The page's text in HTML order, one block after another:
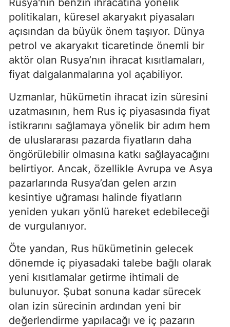
politikaları, küresel akaryakıt piyasaları
açısından da büyük önem taşıyor. Dünya
petrol ve akaryakıt ticaretinde önemli bir
aktör olan Rusya’nın ihracat kısıtlamaları,
fiyat dalgalanmalarına yol açabiliyor.
Uzmanlar, hükümetin ihracat izin süresini
uzatmasının, hem Rus iç piyasasında fiyat
istikrarını sağlamaya yönelik bir adım hem
de uluslararası pazarda fiyatların daha
öngörülebilir olmasına katkı sağlayacağını
belirtiyor. Ancak, özellikle Avrupa ve Asya
pazarlarında Rusya’dan gelen arzın
kesintiye uğraması halinde fiyatların
yeniden yukarı yönlü hareket edebileceği
de vurgulanıyor.
Öte yandan, Rus hükümetinin gelecek
dönemde iç piyasadaki talebe bağlı olarak
yeni kısıtlamalar getirme ihtimali de
bulunuyor. Şubat sonuna kadar sürecek
olan izin sürecinin ardından yeni bir
değerlendirme yapılacağı ve iç pazarın